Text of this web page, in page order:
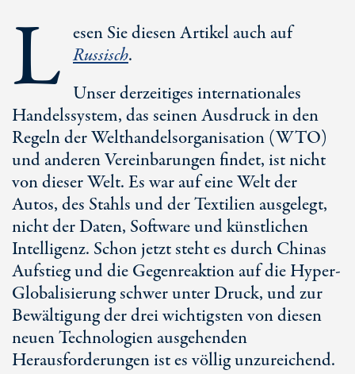
L esen Sie diesen Artikel auch auf
Russisch.
Unser derzeitiges internationales
Handelssystem, das seinen Ausdruck in den
Regeln der Welthandelsorganisation (WTO)
und anderen Vereinbarungen findet, ist nicht
von dieser Welt. Es war auf eine Welt der
Autos, des Stahls und der Textilien ausgelegt,
nicht der Daten, Software und künstlichen
Intelligenz. Schon jetzt steht es durch Chinas
Aufstieg und die Gegenreaktion auf die Hyper-
Globalisierung schwer unter Druck, und zur
Bewältigung der drei wichtigsten von diesen
neuen Technologien ausgehenden
Herausforderungen ist es völlig unzureichend.